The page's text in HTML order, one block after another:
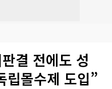
결 전에도 성
몰수제 도입”